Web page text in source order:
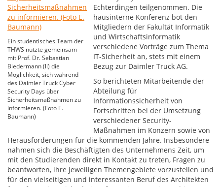
Ein studentisches Team der
THWS nutzte gemeinsam
mit Prof. Dr. Sebastian
Biedermann (li) die
Möglichkeit, sich während
des Daimler Truck Cyber
Security Days über
Sicherheitsmaßnahmen zu
informieren. (Foto E.
Baumann)
Echterdingen teilgenommen. Die
hausinterne Konferenz bot den
Mitgliedern der Fakultät Informatik
und Wirtschaftsinformatik
verschiedene Vorträge zum Thema
IT-Sicherheit an, stets mit einem
Bezug zur Daimler Truck AG.
So berichteten Mitarbeitende der
Abteilung für
Informationssicherheit von
Fortschritten bei der Umsetzung
verschiedener Security-
Maßnahmen im Konzern sowie von
Herausforderungen für die kommenden Jahre. Insbesondere
nahmen sich die Beschäftigten des Unternehmens Zeit, um
mit den Studierenden direkt in Kontakt zu treten, Fragen zu
beantworten, ihre jeweiligen Themengebiete vorzustellen und
für den vielseitigen und interessanten Beruf des Architekten